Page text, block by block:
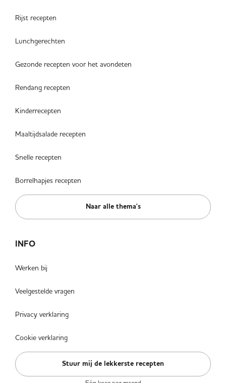
Rijst recepten
Lunchgerechten
Gezonde recepten voor het avondeten
Rendang recepten
Kinderrecepten
Maaltijdsalade recepten
Snelle recepten
Borrelhapjes recepten
Naar alle thema's
INFO
Werken bij
Veelgestelde vragen
Privacy verklaring
Cookie verklaring
Stuur mij de lekkerste recepten